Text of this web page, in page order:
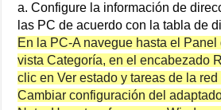
a. Configure la información de
las PC de acuerdo con la tabla de
En la PC-A navegue hasta el Panel
vista Categoría, en el encabezado
clic en Ver estado y tareas de la
Cambiar configuración del